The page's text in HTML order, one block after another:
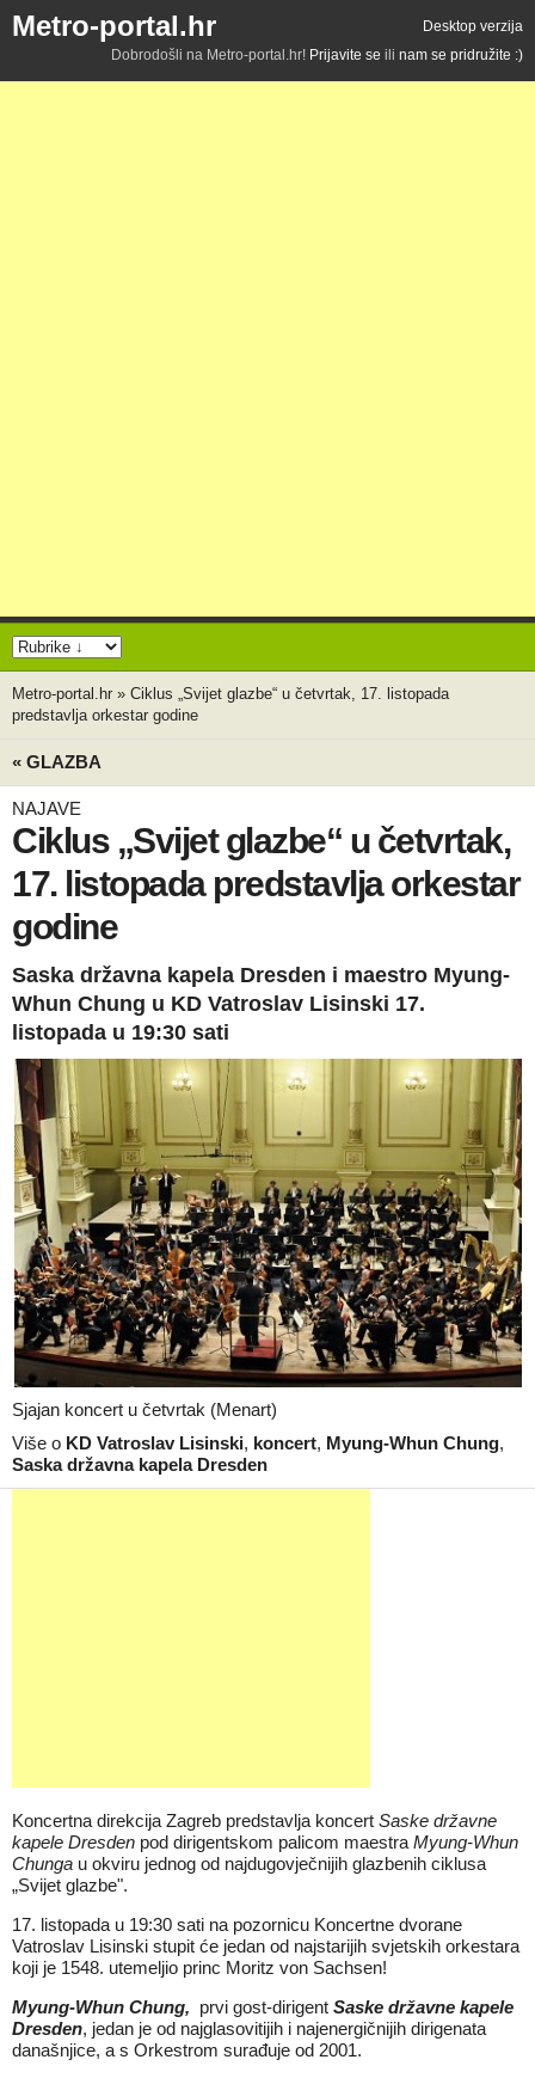
Metro-portal.hr
Desktop verzija
Dobrodošli na Metro-portal.hr! Prijavite se ili nam se pridružite :)
Metro-portal.hr » Ciklus „Svijet glazbe“ u četvrtak, 17. listopada
predstavlja orkestar godine
« GLAZBA
NAJAVE
Ciklus „Svijet glazbe“ u četvrtak,
17. listopada predstavlja orkestar
godine
Saska državna kapela Dresden i maestro Myung-
Whun Chung u KD Vatroslav Lisinski 17.
listopada u 19:30 sati
Sjajan koncert u četvrtak (Menart)
Više o KD Vatroslav Lisinski, koncert, Myung-Whun Chung,
Saska državna kapela Dresden
Koncertna direkcija Zagreb predstavlja koncert Saske državne
kapele Dresden pod dirigentskom palicom maestra Myung-Whun
Chunga u okviru jednog od najdugovječnijih glazbenih ciklusa
„Svijet glazbe".
17. listopada u 19:30 sati na pozornicu Koncertne dvorane
Vatroslav Lisinski stupit će jedan od najstarijih svjetskih orkestara
koji je 1548. utemeljio princ Moritz von Sachsen!
Myung-Whun Chung, prvi gost-dirigent Saske državne kapele
Dresden, jedan je od najglasovitijih i najenergičnijih dirigenata
današnjice, a s Orkestrom surađuje od 2001.